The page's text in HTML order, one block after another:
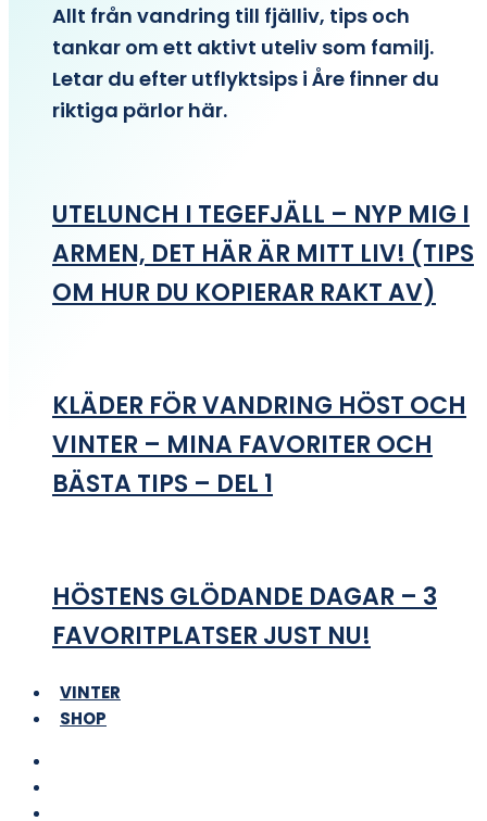
Allt från vandring till fjälliv, tips och
tankar om ett aktivt uteliv som familj.
Letar du efter utflyktsips i Åre finner du
riktiga pärlor här.
UTELUNCH I TEGEFJÄLL – NYP MIG I
ARMEN, DET HÄR ÄR MITT LIV! (TIPS
OM HUR DU KOPIERAR RAKT AV)
KLÄDER FÖR VANDRING HÖST OCH
VINTER – MINA FAVORITER OCH
BÄSTA TIPS – DEL 1
HÖSTENS GLÖDANDE DAGAR – 3
FAVORITPLATSER JUST NU!
VINTER
SHOP